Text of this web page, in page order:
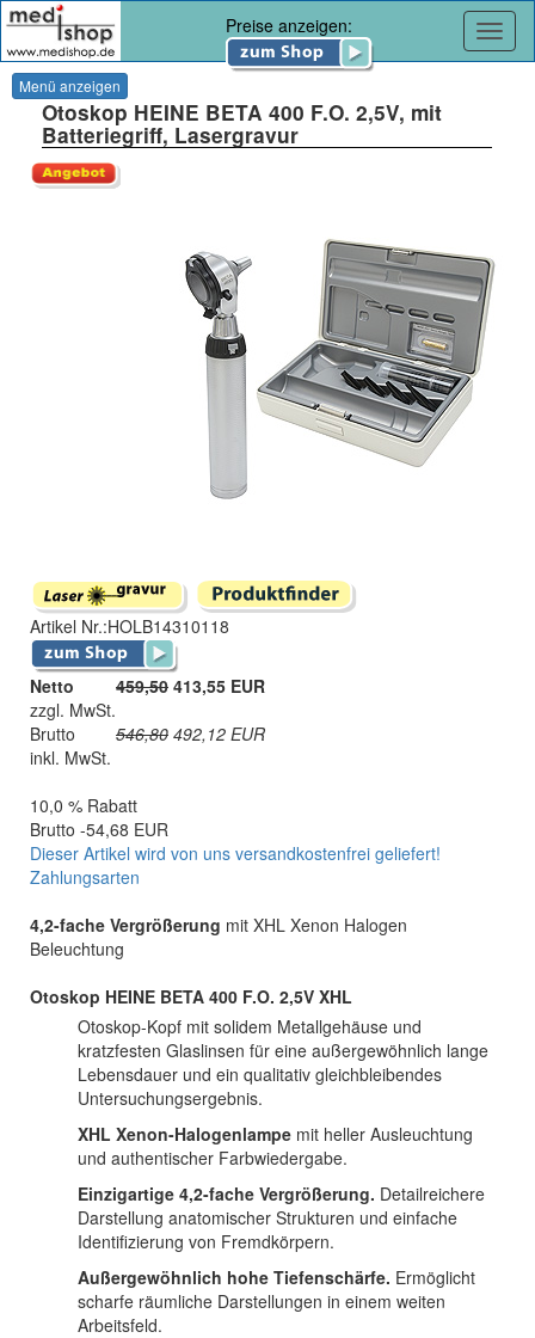
Preise anzeigen:
Menü anzeigen
Otoskop HEINE BETA 400 F.O. 2,5V, mit
Batteriegriff, Lasergravur
Artikel Nr.:HOLB14310118
Netto 459,50 413,55 EUR
zzgl. MwSt.
Brutto
546,80 492,12 EUR
inkl. MwSt.
10,0 % Rabatt
Brutto -54,68 EUR
Dieser Artikel wird von uns versandkostenfrei geliefert!
Zahlungsarten
4,2-fache Vergrößerung mit XHL Xenon Halogen
Beleuchtung
Otoskop HEINE BETA 400 F.O. 2,5V XHL
Otoskop-Kopf mit solidem Metallgehäuse und
kratzfesten Glaslinsen für eine außergewöhnlich lange
Lebensdauer und ein qualitativ gleichbleibendes
Untersuchungsergebnis.
XHL Xenon-Halogenlampe mit heller Ausleuchtung
und authentischer Farbwiedergabe.
Einzigartige 4,2-fache Vergrößerung. Detailreichere
Darstellung anatomischer Strukturen und einfache
Identifizierung von Fremdkörpern.
Außergewöhnlich hohe Tiefenschärfe. Ermöglicht
scharfe räumliche Darstellungen in einem weiten
Arbeitsfeld.